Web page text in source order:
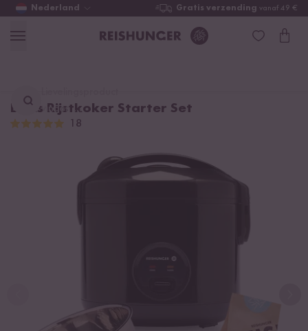
Nederland Gratis verzending vanaf 49 €
vinden ...
Basis Rijstkoker Starter Set
18